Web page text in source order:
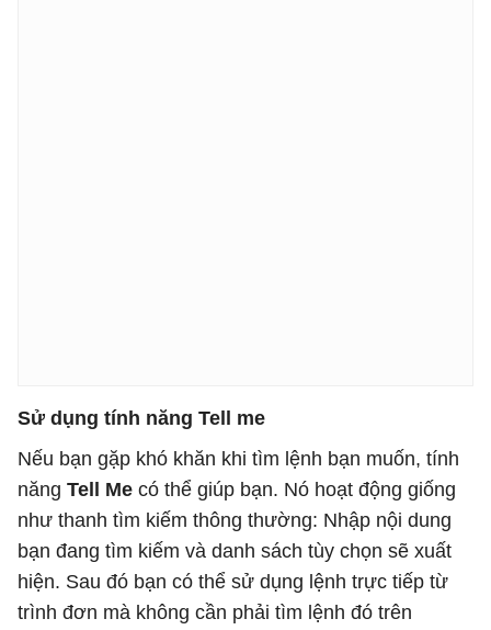
Sử dụng tính năng Tell me
Nếu bạn gặp khó khăn khi tìm lệnh bạn muốn, tính
năng Tell Me có thể giúp bạn. Nó hoạt động giống
như thanh tìm kiếm thông thường: Nhập nội dung
bạn đang tìm kiếm và danh sách tùy chọn sẽ xuất
hiện. Sau đó bạn có thể sử dụng lệnh trực tiếp từ
trình đơn mà không cần phải tìm lệnh đó trên